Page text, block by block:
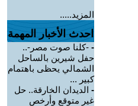
المزيد.....
احدث الأخبار المهمة
- -كلنا صوت مصر-..
حفل شيرين بالساحل
الشمالي يحظى باهتمام
كبير ...
- الديدان الخارقة.. حل
غير متوقع وأرخص